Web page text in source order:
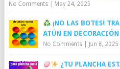
No Comments| May 24, 2025
¡NO LAS BOTES!
ATÚN EN
No Comments| Jun 8, 2025
¿TU PLANCHA